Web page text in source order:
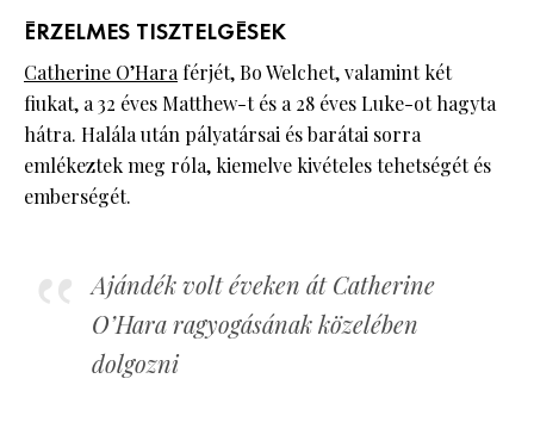
ÉRZELMES TISZTELGÉSEK
Catherine O’Haraférjét, Bo Welchet, valamint két
fiukat, a 32 éves Matthew-t és a 28 éves Luke-ot hagyta
hátra. Halála után pályatársai és barátai sorra
emlékeztek meg róla, kiemelve kivételes tehetségét és
emberségét.
Ajándék volt éveken át Catherine
O’Hara ragyogásának közelében
dolgozni